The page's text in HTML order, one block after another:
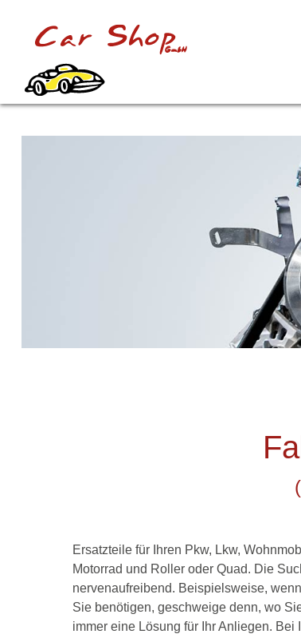
Ersatzteile für Ihren Pkw, Lkw,
Motorrad und Roller oder Quad. Die
nervenaufreibend. Beispielsweise,
Sie benötigen, geschweige denn, wo
immer eine Lösung für Ihr Anliegen.